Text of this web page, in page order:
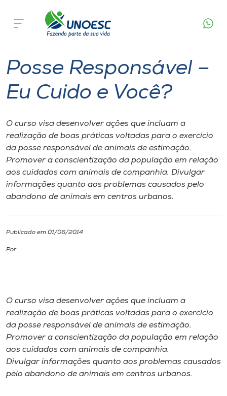
Cursos
Pesquisa
Portal de Ensino
A
Unoesc
I.nova
Cultura
CPA
Biblioteca
acontece
São Miguel do Oeste
Posse Responsável –
Eu Cuido e Você?
O curso visa desenvolver ações que incluam a
realização de boas práticas voltadas para o exercício
da posse responsável de animais de estimação.
Promover a conscientização da população em relação
aos cuidados com animais de companhia. Divulgar
informações quanto aos problemas causados pelo
abandono de animais em centros urbanos.
Publicado em 01/06/2014
Por
O curso visa desenvolver ações que incluam a
realização de boas práticas voltadas para o exercício
da posse responsável de animais de estimação.
Promover a conscientização da população em relação
aos cuidados com animais de companhia.
Divulgar informações quanto aos problemas causados
pelo abandono de animais em centros urbanos.